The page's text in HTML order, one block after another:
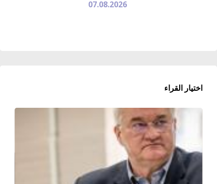
07.08.2026
اختيار القراء